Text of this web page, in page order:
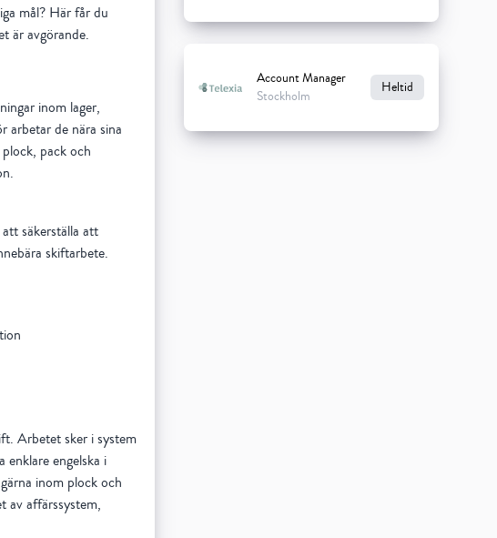
mål? Här får du
är avgörande.
inom lager,
arbetar de nära sina
pack och
säkerställa att
skiftarbete.
Arbetet sker i system
engelska i
inom plock och
av affärssystem,
Account Manager
Stockholm
Heltid